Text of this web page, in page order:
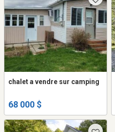
chalet a vendre sur camping
68 000 $